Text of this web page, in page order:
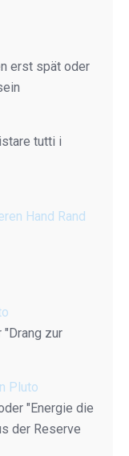
erst spät oder
tutti i
Hand Rand
zur
Pluto
"Energie die
der Reserve